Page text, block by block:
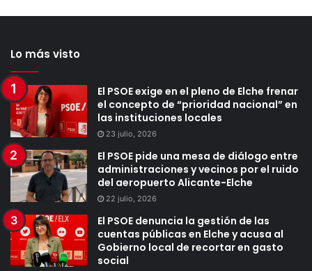
Lo más visto
El PSOE exige en el pleno de Elche frenar
el concepto de “prioridad nacional” en
las instituciones locales
23 julio, 2026
El PSOE pide una mesa de diálogo entre
administraciones y vecinos por el ruido
del aeropuerto Alicante-Elche
22 julio, 2026
El PSOE denuncia la gestión de las
cuentas públicas en Elche y acusa al
Gobierno local de recortar en gasto
social